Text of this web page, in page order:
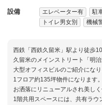
設備 エレベーター有 駐
トイレ男女別
機械
西鉄「西鉄久留米」駅より徒歩10
久留米のメインストリート「明
大型オフィスビルのご紹介になり
1フロア約135坪物件になります。
お洒落にリニューアルされ美し
1階共用スペースには、共有ラ